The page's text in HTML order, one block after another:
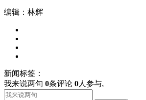
编辑：林辉
新闻标签：
我来说两句 0条评论 0人参与,